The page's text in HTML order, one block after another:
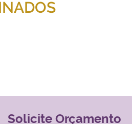
Solicite Orçamento